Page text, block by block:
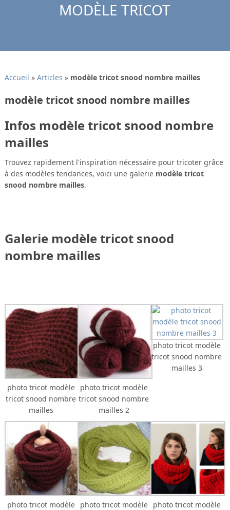
MODÈLE TRICOT
Accueil » Articles » modèle tricot snood nombre mailles
modèle tricot snood nombre mailles
Infos modèle tricot snood nombre
mailles
Trouvez rapidement l'inspiration nécessaire pour tricoter grâce
à des modèles tendances, voici une galerie modèle tricot
snood nombre mailles.
Galerie modèle tricot snood
nombre mailles
photo tricot modèle
tricot snood nombre
mailles
photo tricot modèle
tricot snood nombre
mailles 2
photo tricot modèle
tricot snood nombre
mailles 3
photo tricot modèle photo tricot modèle photo tricot modèle